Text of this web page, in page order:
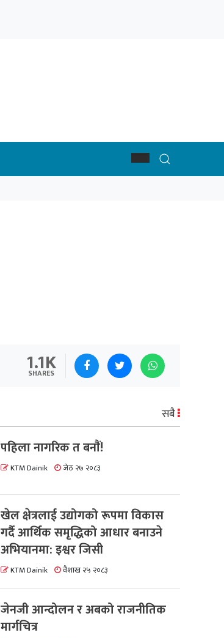
1.1K
SHARES
सबै
पहिला नागरिक त बनाैं!
KTM Dainik जेठ २७ २०८३
खेल क्षेत्रलाई उद्योगको रूपमा विकास
गर्दै आर्थिक समृद्धिको आधार बनाउने
अभियानमा: इश्वर जिसी
KTM Dainik वैशाख २५ २०८३
जेनजी आन्दोलन र अबको राजनीतिक
मार्गचित्र